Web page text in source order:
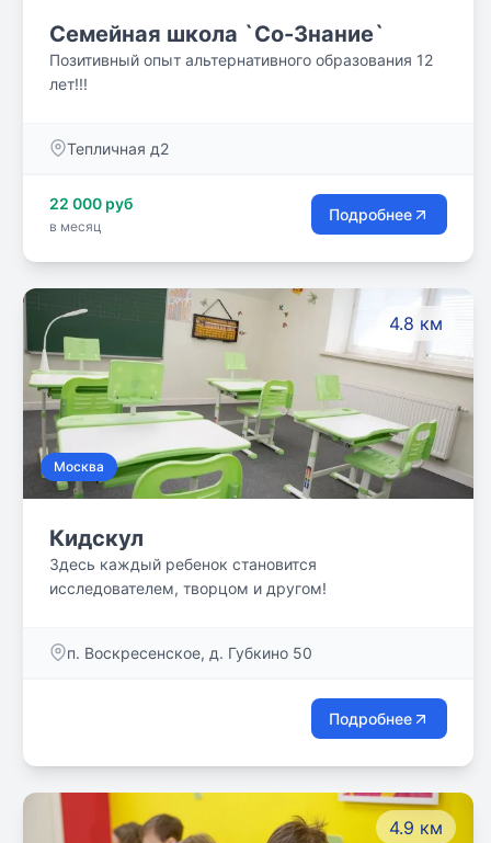
Семейная школа `Со-Знание`
Позитивный опыт альтернативного образования 12
лет!!!
Тепличная д2
22 000 руб
в месяц
Подробнее
4.8 км
Москва
Кидскул
Здесь каждый ребенок становится
исследователем, творцом и другом!
п. Воскресенское, д. Губкино 50
Подробнее
4.9 км